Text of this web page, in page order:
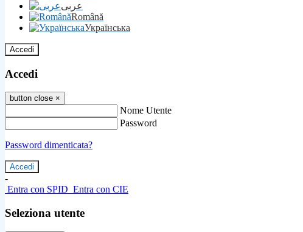
عربى
Română
Українська
Accedi
Accedi
button close ×
Nome Utente
Password
Password dimenticata?
-
Entra con SPID Entra con CIE
Seleziona utente